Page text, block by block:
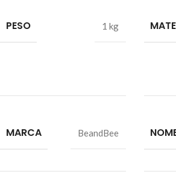
PESO 1 kg
MARCA BeandBee